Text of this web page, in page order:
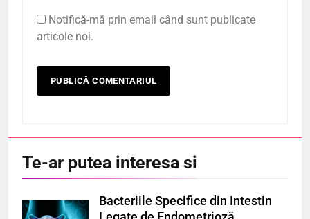
Notifică-mă prin email când sunt publicate
articole noi.
Te-ar putea interesa si
Bacteriile Specifice din Intestin